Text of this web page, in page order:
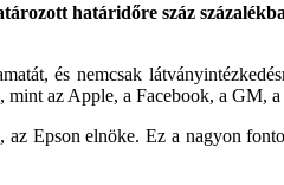
határidőre száz
és nemcsak
az Apple, a Facebook, a GM,
Epson elnöke. Ez a nagyon